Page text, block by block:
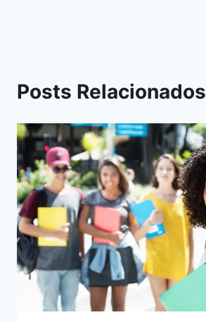
Posts Relacionados